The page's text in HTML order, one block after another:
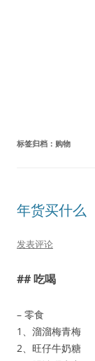
标签归档： 购物
年货买什么
发表评论
## 吃喝
– 零食
1、溜溜梅青梅
2、旺仔牛奶糖